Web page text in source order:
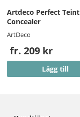
Artdeco Perfect Teint
Concealer
ArtDeco
fr. 209 kr
Lägg till